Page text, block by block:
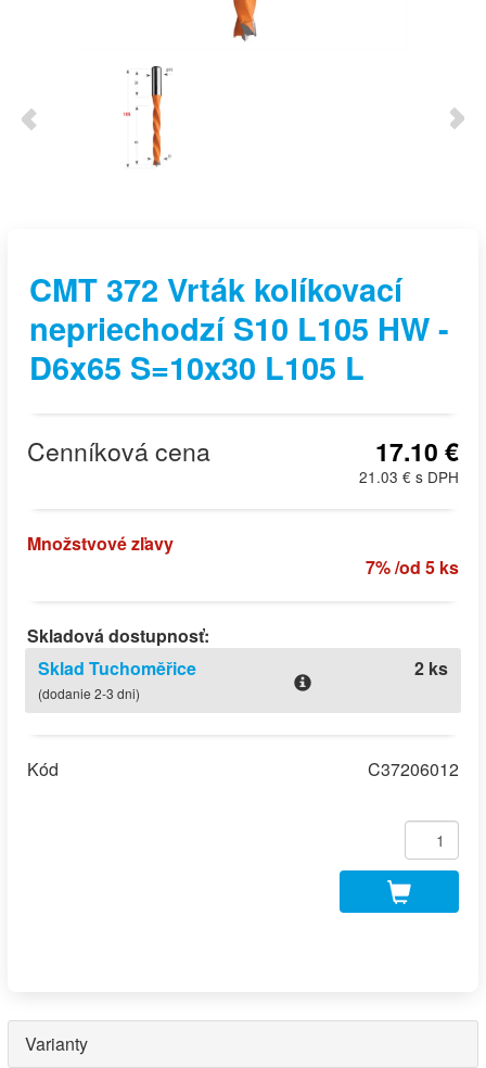
CMT 372 Vrták kolíkovací
nepriechodzí S10 L105 HW -
D6x65 S=10x30 L105 L
Cenníková cena 17.10 €
21.03 € s DPH
Množstvové zľavy
7% /od 5 ks
Skladová dostupnosť:
Sklad Tuchoměřice
(dodanie 2-3 dni)
2 ks
Kód C37206012
Varianty